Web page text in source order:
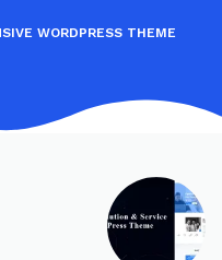
WORDPRESS THEME